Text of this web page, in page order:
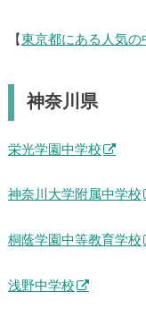
【 東京都にある人気の
神奈川県
栄光学園中学校
神奈川大学附属中学校
桐蔭学園中等教育学校
浅野中学校